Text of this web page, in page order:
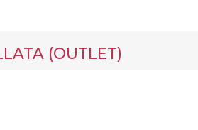
(OUTLET)